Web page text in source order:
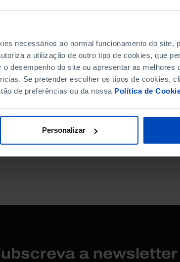
necessários ao normal funcionamento do site,
a utilização de outro tipo de cookies, que
desempenho do site ou apresentar as melhores
Se pretender escolher os tipos de cookies,
de preferências ou da nossa Política de
Personalizar
DATA DE FIM
a